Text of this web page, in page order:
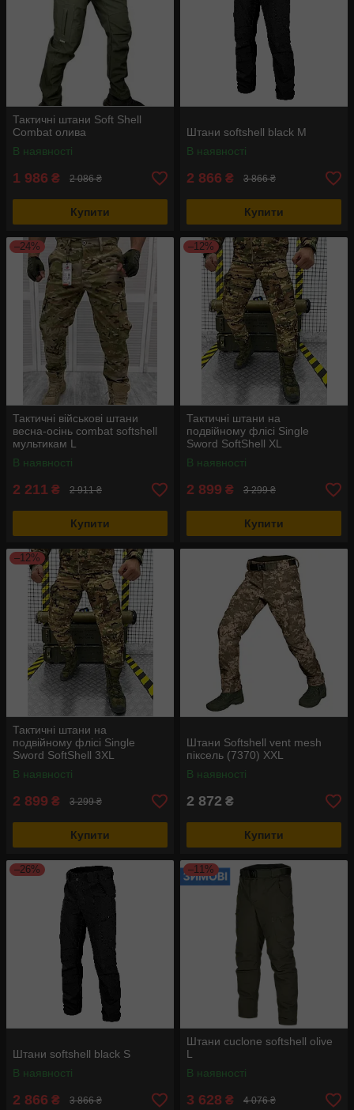
Тактичні штани Soft Shell
Combat олива
В наявності
1 986 ₴ 2 086 ₴
Купити
Штани softshell black M
В наявності
2 866 ₴ 3 866 ₴
Купити
–24%
Тактичні військові штани
весна-осінь combat softshell
мультикам L
В наявності
2 211 ₴ 2 911 ₴
Купити
–12%
Тактичні штани на
подвійному флісі Single
Sword SoftShell XL
В наявності
2 899 ₴ 3 299 ₴
Купити
–12%
Тактичні штани на
подвійному флісі Single
Sword SoftShell 3XL
В наявності
2 899 ₴ 3 299 ₴
Купити
Штани Softshell vent mesh
піксель (7370) XXL
В наявності
2 872 ₴
Купити
–26%
Штани softshell black S
В наявності
2 866 ₴ 3 866 ₴
–11%
Штани cuclone softshell olive
L
В наявності
3 628 ₴ 4 076 ₴